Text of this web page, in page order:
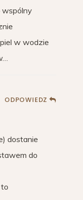
wspólny
w wodzie
ODPOWIEDZ
dostanie
do